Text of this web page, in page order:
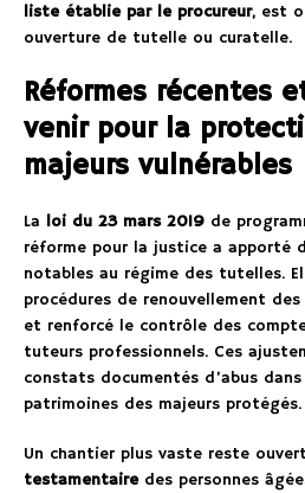
liste établie par le procureur, est
ouverture de tutelle ou curatelle.
Réformes récentes
venir pour la
majeurs vulnérables
La loi du 23 mars 2019 de
réforme pour la justice a apporté
notables au régime des tutelles.
procédures de renouvellement
et renforcé le contrôle des
tuteurs professionnels. Ces
constats documentés d’abus
patrimoines des majeurs protégés.
Un chantier plus vaste reste
testamentairedes personnes